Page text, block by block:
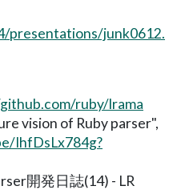
presentations/junk0612.
ruby/lrama
vision of Ruby parser",
IhfDsLx784g?
開発日誌(14) - LR